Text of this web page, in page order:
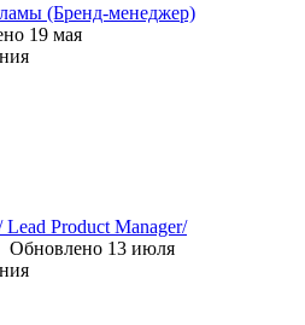
(Бренд-менеджер)
19 мая
Product Manager/
Обновлено 13 июля